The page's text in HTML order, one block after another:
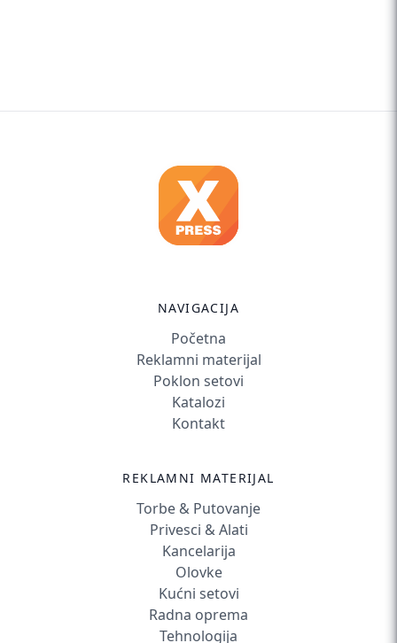
NAVIGACIJA
Početna
Reklamni materijal
Poklon setovi
Katalozi
Kontakt
REKLAMNI MATERIJAL
Torbe & Putovanje
Privesci & Alati
Kancelarija
Olovke
Kućni setovi
Radna oprema
Tehnologija